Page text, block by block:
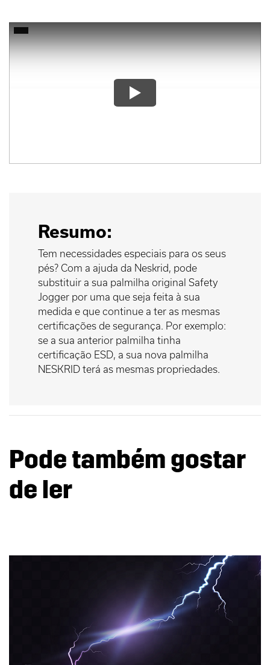
Resumo:
Tem necessidades especiais para os seus
pés? Com a ajuda da Neskrid, pode
substituir a sua palmilha original Safety
Jogger por uma que seja feita à sua
medida e que continue a ter as mesmas
certificações de segurança. Por exemplo:
se a sua anterior palmilha tinha
certificação ESD, a sua nova palmilha
NESKRID terá as mesmas propriedades.
Pode também gostar
de ler